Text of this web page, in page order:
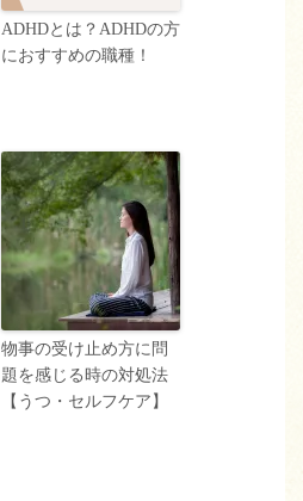
ADHDとは？ADHDの方
におすすめの職種！
物事の受け止め方に問
題を感じる時の対処法
【うつ・セルフケア】